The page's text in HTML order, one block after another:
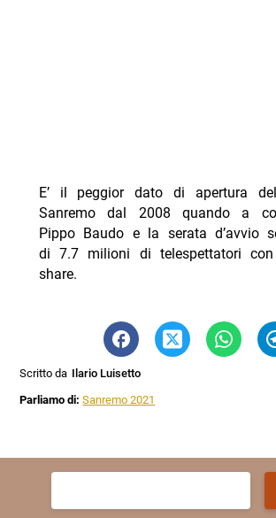
E’ il peggior dato di apertura
Sanremo dal 2008 quando a
Pippo Baudo e la serata d’avvio
di 7.7 milioni di telespettatori
share.
Scritto da Ilario Luisetto
Parliamo di:Sanremo 2021